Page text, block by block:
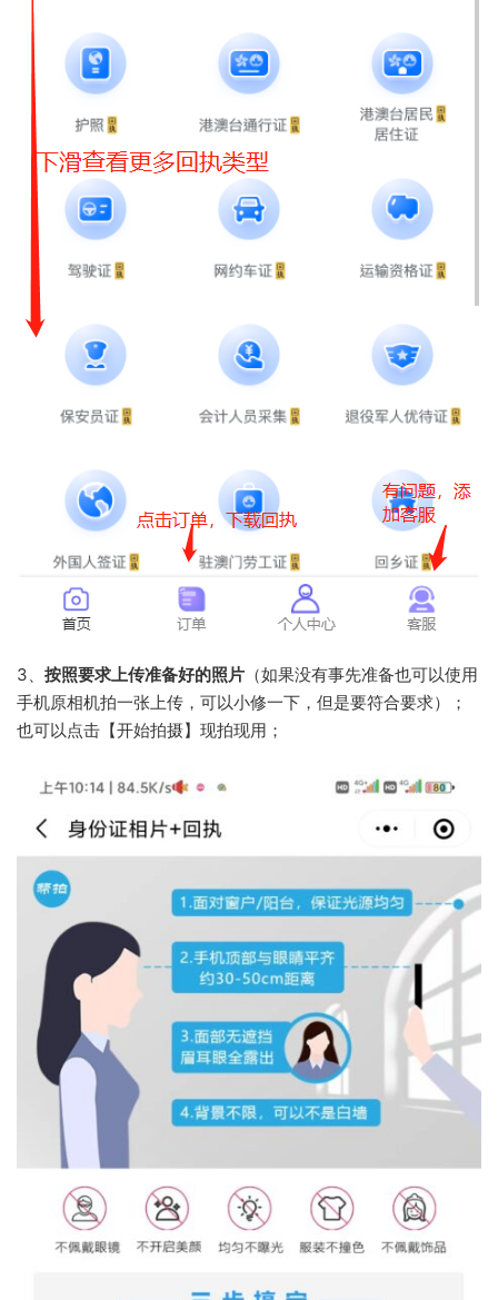
3、 按照要求上传准备好的照片 （如果没有事先准备也可以使用
手机原相机拍一张上传，可以小修一下，但是要符合要求）；
也可以点击【开始拍摄】现拍现用；